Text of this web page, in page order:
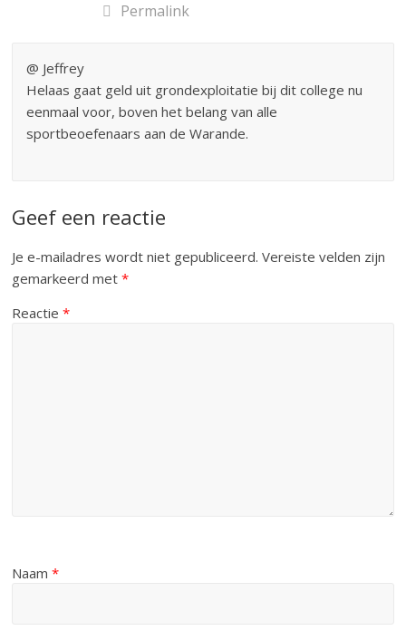
Permalink
@ Jeffrey
Helaas gaat geld uit grondexploitatie bij dit college nu
eenmaal voor, boven het belang van alle
sportbeoefenaars aan de Warande.
Geef een reactie
Je e-mailadres wordt niet gepubliceerd. Vereiste velden zijn
gemarkeerd met*
Reactie*
Naam*